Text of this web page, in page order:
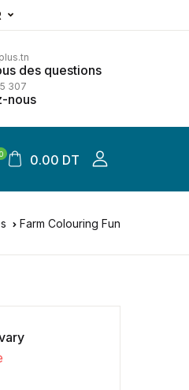
des questions
307
nous
0 0.00 DT
Farm Colouring Fun